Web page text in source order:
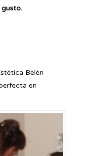
Belén
en